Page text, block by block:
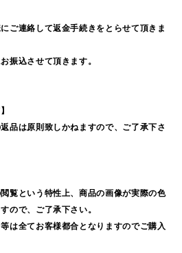
ご連絡して返金手続きをとらせて頂きま
振込させて頂きます。
品は原則致しかねますので、ご了承下さ
という特性上、商品の画像が実際の色
ので、ご了承下さい。
は全てお客様都合となりますのでご購入